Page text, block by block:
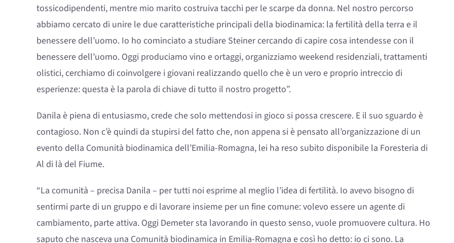
tossicodipendenti, mentre mio marito costruiva tacchi per le scarpe da donna. Nel nostro percorso
abbiamo cercato di unire le due caratteristiche principali della biodinamica: la fertilità della terra e il
benessere dell’uomo. Io ho cominciato a studiare Steiner cercando di capire cosa intendesse con il
benessere dell’uomo. Oggi produciamo vino e ortaggi, organizziamo weekend residenziali, trattamenti
olistici, cerchiamo di coinvolgere i giovani realizzando quello che è un vero e proprio intreccio di
esperienze: questa è la parola di chiave di tutto il nostro progetto”.
Danila è piena di entusiasmo, crede che solo mettendosi in gioco si possa crescere. E il suo sguardo è
contagioso. Non c’è quindi da stupirsi del fatto che, non appena si è pensato all’organizzazione di un
evento della Comunità biodinamica dell’Emilia-Romagna, lei ha reso subito disponibile la Foresteria di
Al di là del Fiume.
“La comunità – precisa Danila – per tutti noi esprime al meglio l’idea di fertilità. Io avevo bisogno di
sentirmi parte di un gruppo e di lavorare insieme per un fine comune: volevo essere un agente di
cambiamento, parte attiva. Oggi Demeter sta lavorando in questo senso, vuole promuovere cultura. Ho
saputo che nasceva una Comunità biodinamica in Emilia-Romagna e così ho detto: io ci sono. La